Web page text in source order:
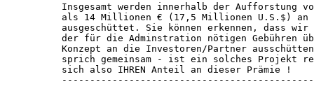
Insgesamt werden innerhalb der Aufforstung
als 14 Millionen € (17,5 Millionen U.S.$) an
ausgeschüttet. Sie können erkennen, dass
der für die Adminstration nötigen Gebühren
Konzept an die Investoren/Partner
sprich gemeinsam - ist ein solches Projekt
sich also IHREN Anteil an dieser Prämie !